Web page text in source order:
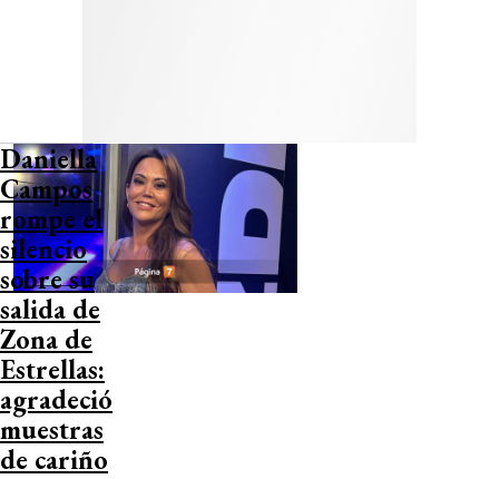
Daniella
Campos
rompe el
silencio
sobre su
salida de
Zona de
Estrellas:
agradeció
muestras
de cariño